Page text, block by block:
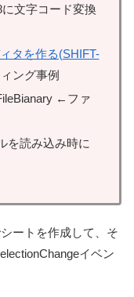
字コード変換
タを作る(SHIFT-
ング事例
←ファ
を読み込み時に
ートを作成して、そ
イベン